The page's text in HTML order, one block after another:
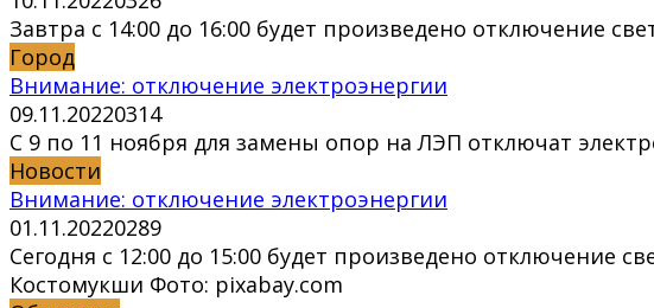
Завтра c 14:00 до 16:00 будет произведено отключение
Город
Внимание: отключение электроэнергии
09.11.20220314
С 9 по 11 ноября для замены опор на ЛЭП отключат
Новости
Внимание: отключение электроэнергии
01.11.20220289
Сегодня c 12:00 до 15:00 будет произведено
Костомукши Фото: pixabay.com